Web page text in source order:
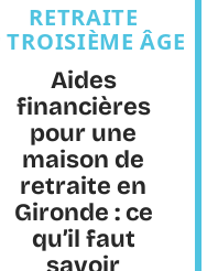
RETRAITE
TROISIÈME ÂGE
Aides
financières
pour une
maison de
retraite en
Gironde : ce
qu’il faut